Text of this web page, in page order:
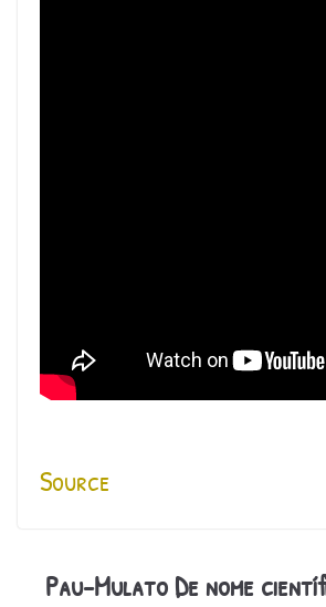
Source
Pau-Mulato De nome